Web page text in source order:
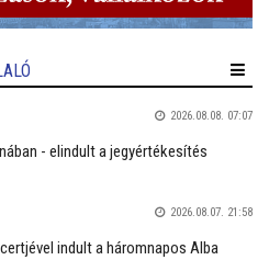
2026.08.08. 07:07
- elindult a jegyértékesítés
2026.08.07. 21:58
indult a háromnapos Alba